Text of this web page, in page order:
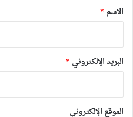
*
الاسم *
البريد الإلكتروني *
الموقع الإلكتروني